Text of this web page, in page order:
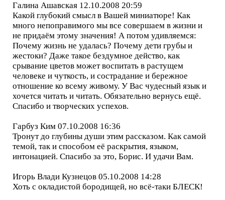
Галина Ашавская 12.10.2008 20:59
Какой глубокий смысл в Вашей миниатюре! Как
много непоправимого мы все совершаем в жизни и
не придаём этому значения! А потом удивляемся:
Почему жизнь не удалась? Почему дети грубы и
жестоки? Даже такое бездумное действо, как
срывание цветов может воспитать в растущем
человеке и чуткость, и сострадание и бережное
отношение ко всему живому. У Вас чудесный язык и
хочется читать и читать. Обязательно вернусь ещё.
Спасибо и творческих успехов.
Гарбуз Ким 07.10.2008 16:36
Тронут до глубины души этим рассказом. Как самой
темой, так и способом её раскрытия, языком,
интонацией. Спасибо за это, Борис. И удачи Вам.
Игорь Влади Кузнецов 05.10.2008 14:28
Хоть с окладистой бородищей, но всё-таки БЛЕСК!